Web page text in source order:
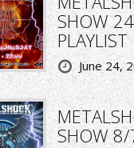
SHOW
PLAYLIST
June 24,
SHOW 8/